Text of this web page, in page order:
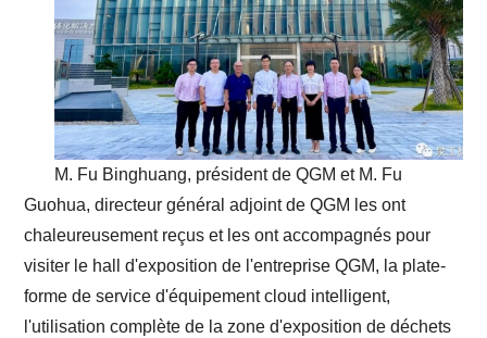
M. Fu Binghuang, président de QGM et M. Fu
Guohua, directeur général adjoint de QGM les ont
chaleureusement reçus et les ont accompagnés pour
visiter le hall d'exposition de l'entreprise QGM, la plate-
forme de service d'équipement cloud intelligent,
l'utilisation complète de la zone d'exposition de déchets